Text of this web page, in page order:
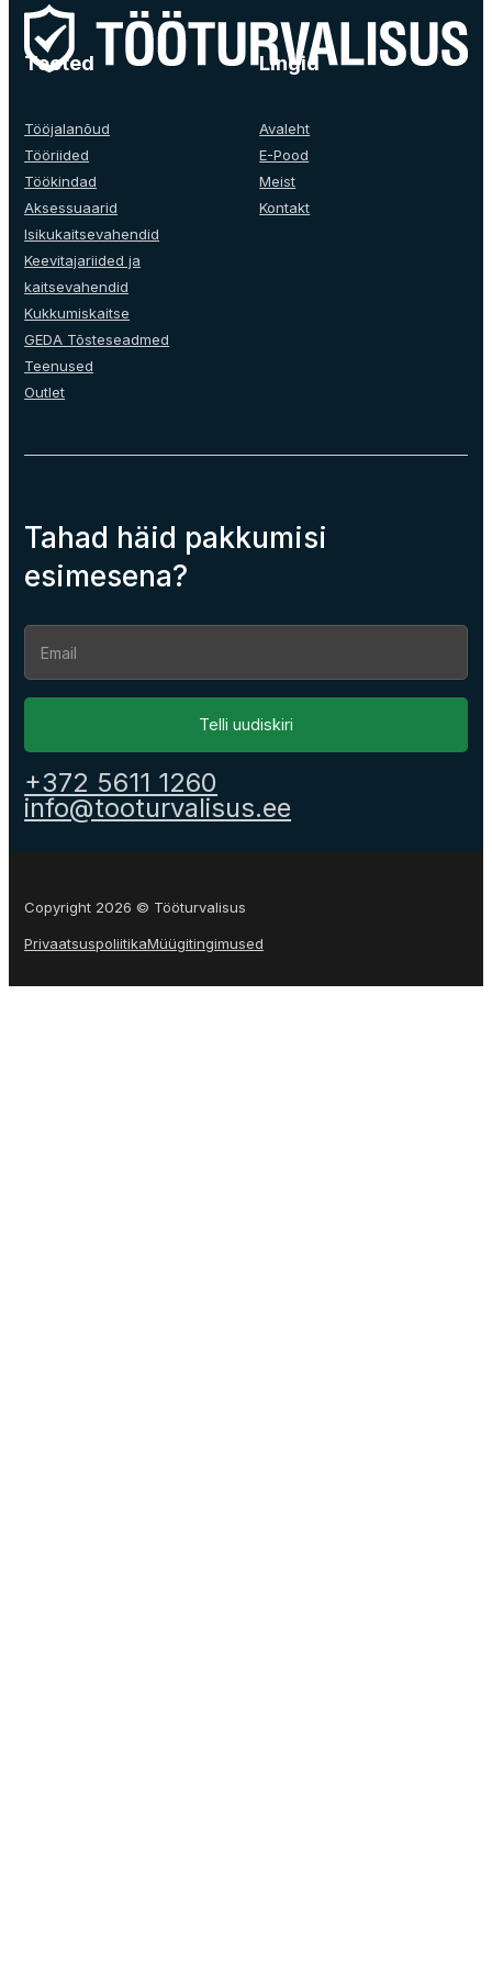
options
may
be
on
the
product
page
options
may
be
on
the
product
page
Tooted
Tööjalanõud
Tööriided
Töökindad
Aksessuaarid
Isikukaitsevahendid
Keevitajariided ja
kaitsevahendid
Kukkumiskaitse
GEDA Tõsteseadmed
Teenused
Outlet
Lingid
Avaleht
E-Pood
Meist
Kontakt
Tahad häid pakkumisi
esimesena?
Section
Telli uudiskiri
+372 5611 1260
info@tooturvalisus.ee
Copyright 2026 © Tööturvalisus
PrivaatsuspoliitikaMüügitingimused